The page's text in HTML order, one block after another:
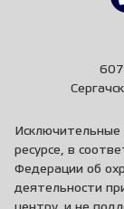
ресурсе, в
Федерации об
деятельности